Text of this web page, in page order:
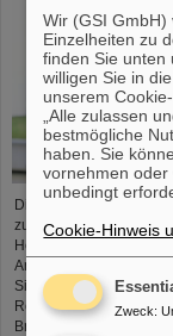
Die
zum 1. Juni 2024 das
Helmholtzzentrum für
Antiproton and Ion
Sie war zuvor Leiterin
Reaktorsicherheit
Breuer, der als Kanzler
Wir (GSI GmbH)
Einzelheiten zu
finden Sie
willigen Sie in
unserem
„Alle zulassen
bestmögliche
haben. Sie
vornehmen oder
unbedingt
Cookie-Hinweis
Zweck: